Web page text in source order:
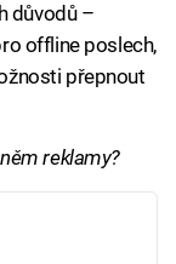
důvodů –
offline poslech,
přepnout
reklamy?